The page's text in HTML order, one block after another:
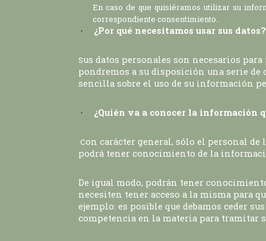
En caso de que quisiéramos utilizar su
correspondiente consentimiento.
· ¿Por qué necesitamos usar sus datos?
Sus datos personales son necesarios
pondremos a su disposición una serie
sencilla sobre el uso de su información
· ¿Quién va a conocer la información
Con carácter general, sólo el personal de
podrá tener conocimiento de la
De igual modo, podrán tener
necesiten tener acceso a la misma para
ejemplo: es posible que debamos ceder
competencia en la materia para tramitar